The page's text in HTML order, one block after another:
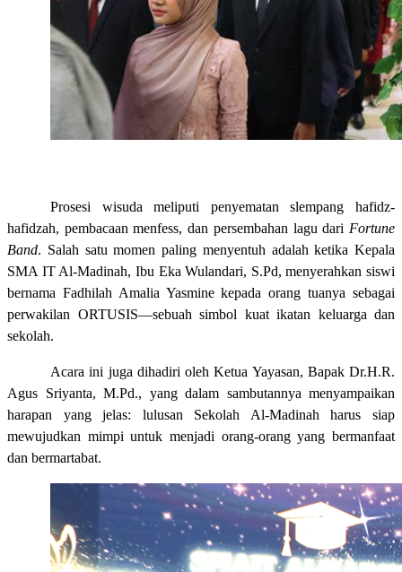
Prosesi wisuda meliputi penyematan slempang hafidz-
hafidzah, pembacaan menfess, dan persembahan lagu dari Fortune
Band. Salah satu momen paling menyentuh adalah ketika Kepala
SMA IT Al-Madinah, Ibu Eka Wulandari, S.Pd, menyerahkan siswi
bernama Fadhilah Amalia Yasmine kepada orang tuanya sebagai
perwakilan ORTUSIS—sebuah simbol kuat ikatan keluarga dan
sekolah.
Acara ini juga dihadiri oleh Ketua Yayasan, Bapak Dr.H.R.
Agus Sriyanta, M.Pd., yang dalam sambutannya menyampaikan
harapan yang jelas: lulusan Sekolah Al-Madinah harus siap
mewujudkan mimpi untuk menjadi orang-orang yang bermanfaat
dan bermartabat.